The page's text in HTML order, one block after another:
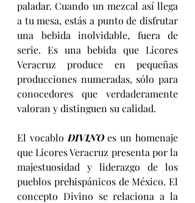
paladar. Cuando un mezcal así llega
a tu mesa, estás a punto de disfrutar
una bebida inolvidable, fuera de
serie. Es una bebida que Licores
Veracruz produce en pequeñas
producciones numeradas, sólo para
conocedores que verdaderamente
valoran y distinguen su calidad.
El vocablo DIVINO es un homenaje
que Licores Veracruz presenta por la
majestuosidad y liderazgo de los
pueblos prehispánicos de México. El
concepto Divino se relaciona a la